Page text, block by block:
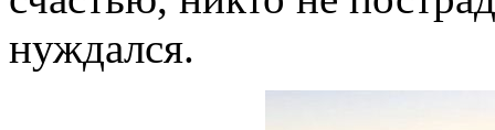
нуждался.